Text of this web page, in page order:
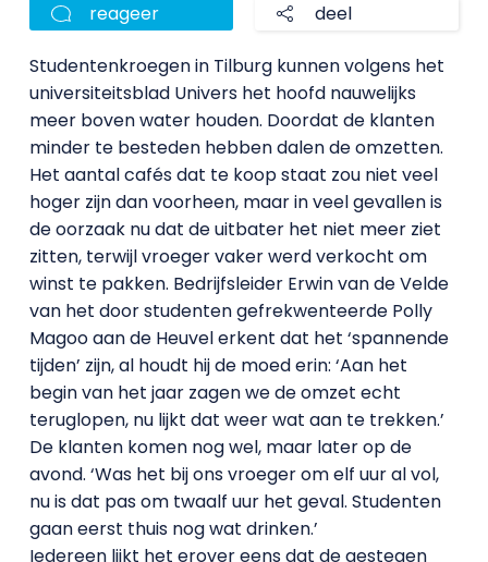
reageer deel
Studentenkroegen in Tilburg kunnen volgens het
universiteitsblad Univers het hoofd nauwelijks
meer boven water houden. Doordat de klanten
minder te besteden hebben dalen de omzetten.
Het aantal cafés dat te koop staat zou niet veel
hoger zijn dan voorheen, maar in veel gevallen is
de oorzaak nu dat de uitbater het niet meer ziet
zitten, terwijl vroeger vaker werd verkocht om
winst te pakken. Bedrijfsleider Erwin van de Velde
van het door studenten gefrekwenteerde Polly
Magoo aan de Heuvel erkent dat het ‘spannende
tijden’ zijn, al houdt hij de moed erin: ‘Aan het
begin van het jaar zagen we de omzet echt
teruglopen, nu lijkt dat weer wat aan te trekken.’
De klanten komen nog wel, maar later op de
avond. ‘Was het bij ons vroeger om elf uur al vol,
nu is dat pas om twaalf uur het geval. Studenten
gaan eerst thuis nog wat drinken.’
Iedereen lijkt het erover eens dat de gestegen